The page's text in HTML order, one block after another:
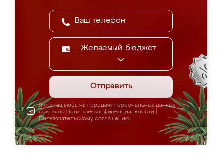
Желаемый бюджет
Отправить
Я соглашаюсь на передачу персональных данных
согласно Политике конфиденциальности
Пользовательскому соглашению